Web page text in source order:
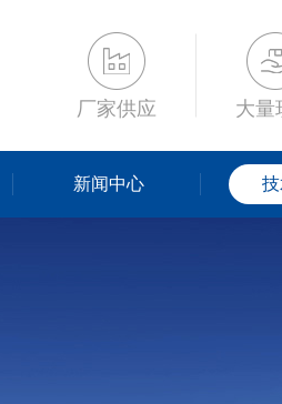
厂家供应 大量
新闻中心